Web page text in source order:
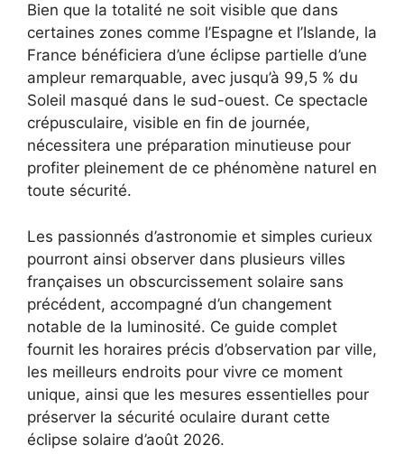
Bien que la totalité ne soit visible que dans
certaines zones comme l’Espagne et l’Islande, la
France bénéficiera d’une éclipse partielle d’une
ampleur remarquable, avec jusqu’à 99,5 % du
Soleil masqué dans le sud-ouest. Ce spectacle
crépusculaire, visible en fin de journée,
nécessitera une préparation minutieuse pour
profiter pleinement de ce phénomène naturel en
toute sécurité.
Les passionnés d’astronomie et simples curieux
pourront ainsi observer dans plusieurs villes
françaises un obscurcissement solaire sans
précédent, accompagné d’un changement
notable de la luminosité. Ce guide complet
fournit les horaires précis d’observation par ville,
les meilleurs endroits pour vivre ce moment
unique, ainsi que les mesures essentielles pour
préserver la sécurité oculaire durant cette
éclipse solaire d’août 2026.